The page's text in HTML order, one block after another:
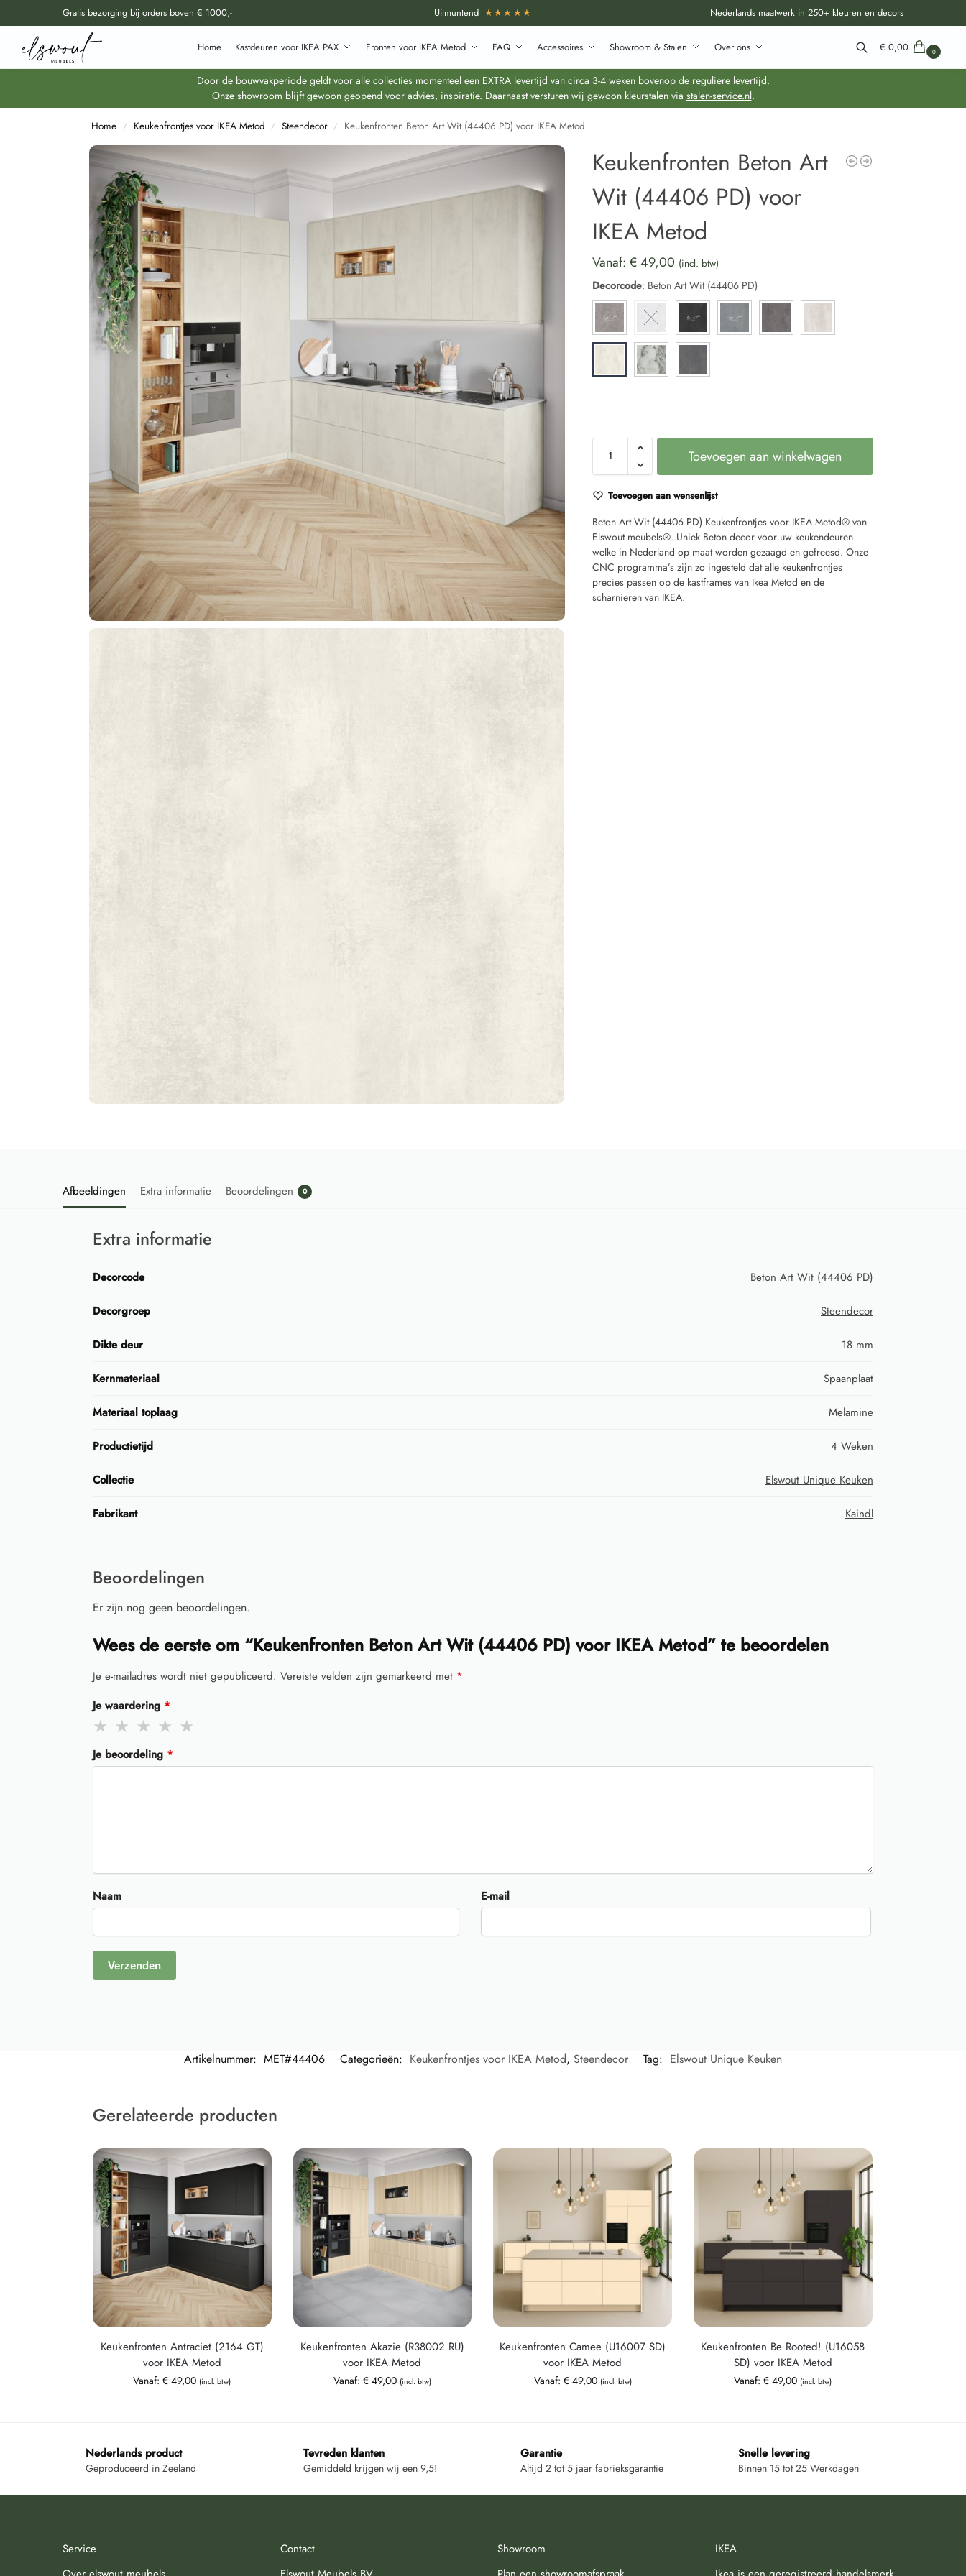
Gratis bezorging bij orders boven € 1000,- Uitmuntend ★★★★★ Nederlands maatwerk in 250+ kleuren en decors
Home Kastdeuren voor IKEA PAX Fronten voor IKEA Metod FAQ Accessoires Showroom & Stalen Over ons
Doorzoek al onze producten
Zoeken
€ 0,00 0
Door de bouwvakperiode geldt voor alle collecties momenteel een EXTRA levertijd van circa 3-4 weken bovenop de reguliere levertijd.
Onze showroom blijft gewoon geopend voor advies, inspiratie. Daarnaast versturen wij gewoon kleurstalen via stalen-service.nl.
Home / Keukenfrontjes voor IKEA Metod / Steendecor / Keukenfronten Beton Art Wit (44406 PD) voor IKEA Metod
Keukenfronten Beton Art
Wit (44406 PD) voor
IKEA Metod
Vanaf:€49,00 (incl. btw)
Decorcode: Beton Art Wit (44406 PD)
Toevoegen aan winkelwagen
Toevoegen aan wensenlijst
Beton Art Wit (44406 PD) Keukenfrontjes voor IKEA Metod® van
Elswout meubels®. Uniek Beton decor voor uw keukendeuren
welke in Nederland op maat worden gezaagd en gefreesd. Onze
CNC programma’s zijn zo ingesteld dat alle keukenfrontjes
precies passen op de kastframes van Ikea Metod en de
scharnieren van IKEA.
Afbeeldingen Extra informatie Beoordelingen 0
Extra informatie
Decorcode Beton Art Wit (44406 PD)
Decorgroep Steendecor
Dikte deur 18 mm
Kernmateriaal Spaanplaat
Materiaal toplaag Melamine
Productietijd 4 Weken
Collectie Elswout Unique Keuken
Fabrikant Kaindl
Beoordelingen
Er zijn nog geen beoordelingen.
Wees de eerste om “Keukenfronten Beton Art Wit (44406 PD) voor IKEA Metod” te beoordelen
Je e-mailadres wordt niet gepubliceerd. Vereiste velden zijn gemarkeerd met *
Je waardering *
Je beoordeling *
Naam E-mail
Artikelnummer: MET#44406 Categorieën: Keukenfrontjes voor IKEA Metod, Steendecor Tag: Elswout Unique Keuken
Gerelateerde producten
Keukenfronten Antraciet (2164 GT)
voor IKEA Metod
Vanaf:€ 49,00 (incl. btw)
Keukenfronten Akazie (R38002 RU)
voor IKEA Metod
Vanaf: €49,00 (incl. btw)
Keukenfronten Camee (U16007 SD)
voor IKEA Metod
Vanaf: €49,00 (incl. btw)
Keukenfronten Be Rooted! (U16058
SD) voor IKEA Metod
Vanaf:€ 49,00 (incl. btw)
Nederlands product
Geproduceerd in Zeeland
Tevreden klanten
Gemiddeld krijgen wij een 9,5!
Garantie
Altijd 2 tot 5 jaar fabrieksgarantie
Snelle levering
Binnen 15 tot 25 Werkdagen
Service
Contact
Showroom
IKEA